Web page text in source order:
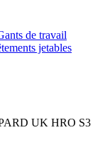
de travail
jetables
UK HRO S3